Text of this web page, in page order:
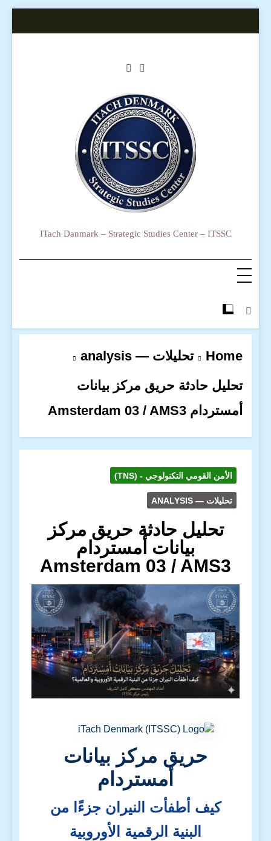
ITach Danmark – Strategic Studies Center – ITSSC
Home
تحليلات — analysis
تحليل حادثة حريق مركز بيانات
أمستردام Amsterdam 03 / AMS3
الأمن القومي التكنولوجي - (TNS)
تحليلات — ANALYSIS
تحليل حادثة حريق مركز
بيانات أمستردام
Amsterdam 03 / AMS3
حريق مركز بيانات
أمستردام
كيف أطفأت النيران جزءًا من
البنية الرقمية الأوروبية